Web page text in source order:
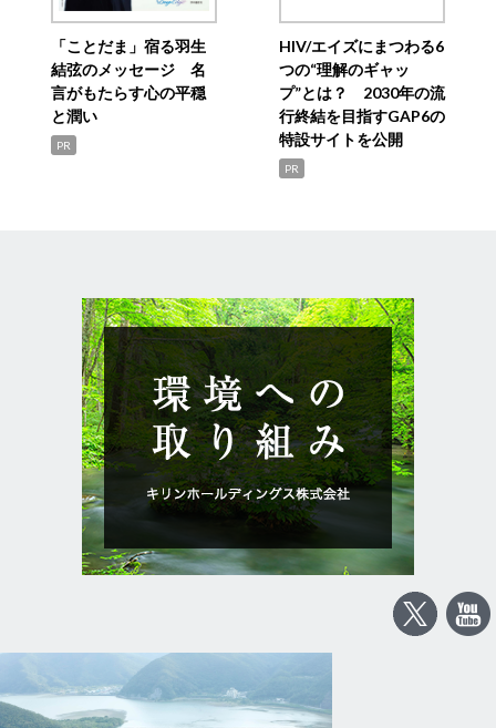
「ことだま」宿る羽生
結弦のメッセージ 名
言がもたらす心の平穏
と潤い
PR
HIV/エイズにまつわる6
つの“理解のギャッ
プ”とは？ 2030年の流
行終結を目指すGAP6の
特設サイトを公開
PR